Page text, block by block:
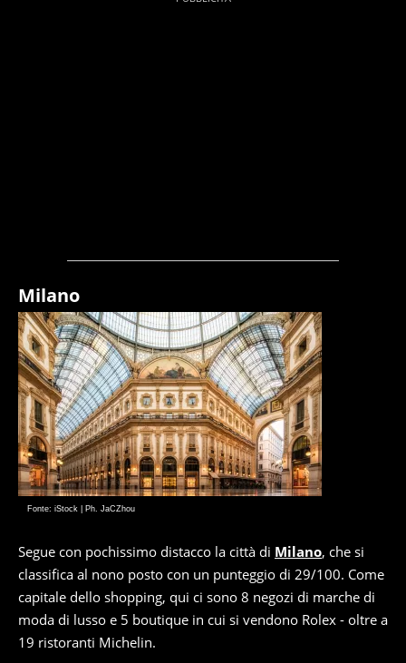
Milano
Fonte: iStock | Ph. JaCZhou
Segue con pochissimo distacco la città di Milano, che si
classifica al nono posto con un punteggio di 29/100. Come
capitale dello shopping, qui ci sono 8 negozi di marche di
moda di lusso e 5 boutique in cui si vendono Rolex - oltre a
19 ristoranti Michelin.